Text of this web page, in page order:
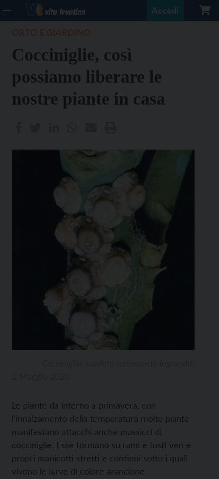
Accedi
Cocciniglie, così
possiamo liberare le
nostre piante in casa
Le piante da interno a primavera, con
l’innalzamento della temperatura molte piante
manifestano attacchi anche massicci di
cocciniglie. Esse formano su rami e fusti veri e
propri manicotti stretti e continui sotto i quali
vivono le larve di colore arancione.